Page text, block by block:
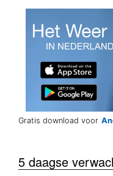
Gratis download voor
5 daagse